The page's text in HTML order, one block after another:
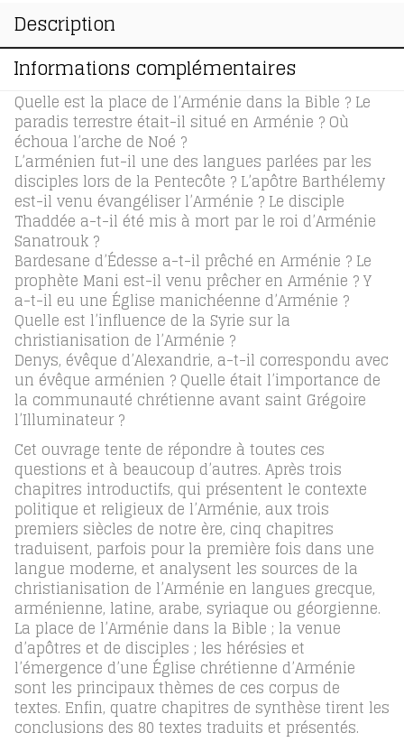
l’Église
d’Arménie
Description
Informations complémentaires
Quelle est la place de l’Arménie dans la Bible ? Le
paradis terrestre était-il situé en Arménie ? Où
échoua l’arche de Noé ?
L’arménien fut-il une des langues parlées par les
disciples lors de la Pentecôte ? L’apôtre Barthélemy
est-il venu évangéliser l’Arménie ? Le disciple
Thaddée a-t-il été mis à mort par le roi d’Arménie
Sanatrouk ?
Bardesane d’Édesse a-t-il prêché en Arménie ? Le
prophète Mani est-il venu prêcher en Arménie ? Y
a-t-il eu une Église manichéenne d’Arménie ?
Quelle est l’influence de la Syrie sur la
christianisation de l’Arménie ?
Denys, évêque d’Alexandrie, a-t-il correspondu avec
un évêque arménien ? Quelle était l’importance de
la communauté chrétienne avant saint Grégoire
l’Illuminateur ?
Cet ouvrage tente de répondre à toutes ces
questions et à beaucoup d’autres. Après trois
chapitres introductifs, qui présentent le contexte
politique et religieux de l’Arménie, aux trois
premiers siècles de notre ère, cinq chapitres
traduisent, parfois pour la première fois dans une
langue moderne, et analysent les sources de la
christianisation de l’Arménie en langues grecque,
arménienne, latine, arabe, syriaque ou géorgienne.
La place de l’Arménie dans la Bible ; la venue
d’apôtres et de disciples ; les hérésies et
l’émergence d’une Église chrétienne d’Arménie
sont les principaux thèmes de ces corpus de
textes. Enfin, quatre chapitres de synthèse tirent les
conclusions des 80 textes traduits et présentés.